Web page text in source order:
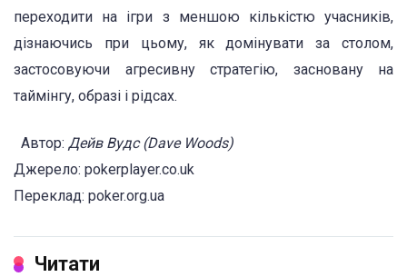
переходити на ігри з меншою кількістю учасників,
дізнаючись при цьому, як домінувати за столом,
застосовуючи агресивну стратегію, засновану на
таймінгу, образі і рідсах.
Автор: Дейв Вудс (Dave Woods)
Джерело: pokerplayer.co.uk
Переклад: poker.org.ua
Читати